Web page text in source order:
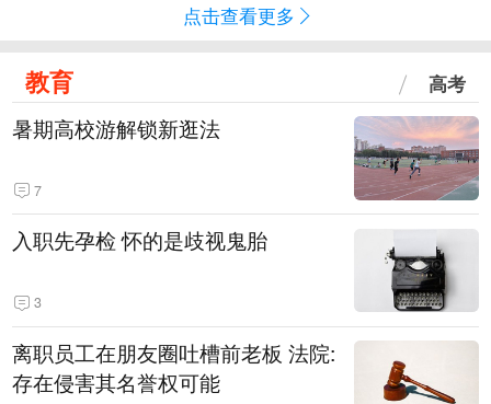
点击查看更多
教育 高考
暑期高校游解锁新逛法
7
入职先孕检 怀的是歧视鬼胎
3
离职员工在朋友圈吐槽前老板 法院:
存在侵害其名誉权可能